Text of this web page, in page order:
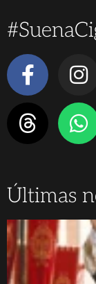
Últimas